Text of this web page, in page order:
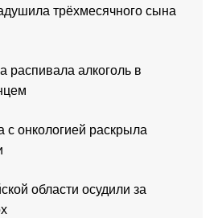
трёхмесячного сына
распивала алкоголь в
с онкологией раскрыла
области осудили за